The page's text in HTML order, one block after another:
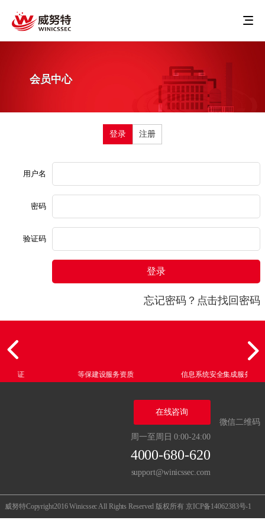
会员中心
登录 注册
用户名
密码
验证码
登录
忘记密码？点击找回密码
等保建设服务资质 信息系统安全集成服务资质
微信二维码
在线咨询
周一至周日 0:00-24:00
4000-680-620
support@winicssec.com
威努特Copyright2016 Winicssec All Rights Reserved 版权所有 京ICP备14062383号-1